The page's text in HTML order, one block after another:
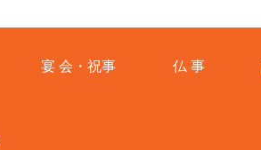
宴 会・祝事 仏 事